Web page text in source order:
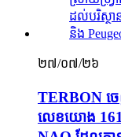
២៧/០៧/២៦
TERBON ច
លេខយោង